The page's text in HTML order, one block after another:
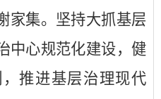
家集。坚持大抓基层
中心规范化建设，健
，推进基层治理现代